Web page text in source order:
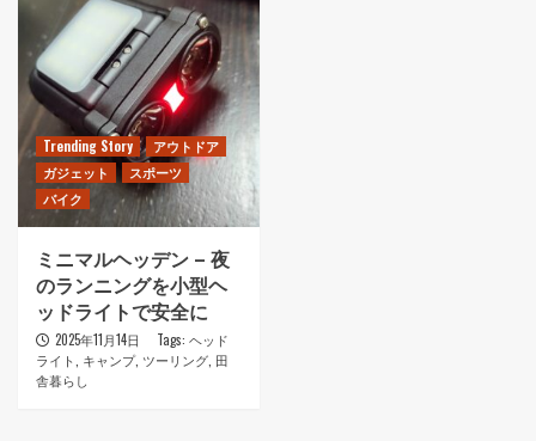
Trending Story
アウトドア
ガジェット
スポーツ
バイク
ミニマルヘッデン – 夜
のランニングを小型ヘ
ッドライトで安全に
2025年11月14日 Tags: ヘッド
ライト キャンプ, ツーリング 田
舎暮らし